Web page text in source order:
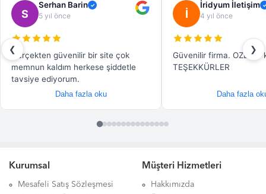
Kurumsal
Mesafeli Satış Sözleşmesi
Müşteri Hizmetleri
Hakkımızda